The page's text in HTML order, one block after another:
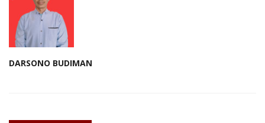
DARSONO BUDIMAN